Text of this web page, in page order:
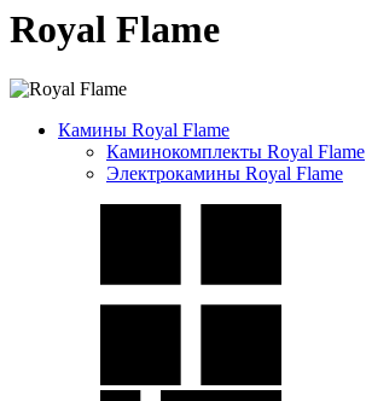
Royal Flame
Камины Royal Flame
Каминокомплекты Royal Flame
Электрокамины Royal Flame